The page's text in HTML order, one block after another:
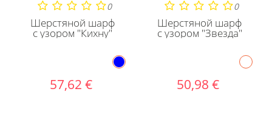
0
Шерстяной шарф
с узором "Кихну"
57,62 €
0
Шерстяной шарф
с узором "Звезда"
50,98 €